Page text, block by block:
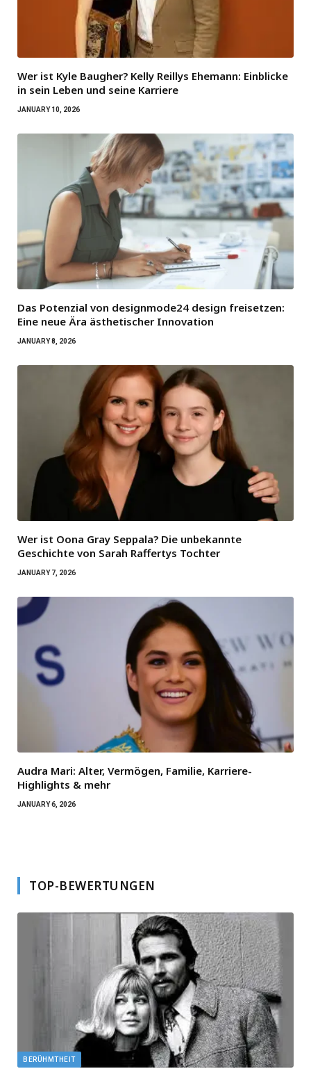
Wer ist Kyle Baugher? Kelly Reillys Ehemann: Einblicke
in sein Leben und seine Karriere
JANUARY 10, 2026
Das Potenzial von designmode24 design freisetzen:
Eine neue Ära ästhetischer Innovation
JANUARY 8, 2026
Wer ist Oona Gray Seppala? Die unbekannte
Geschichte von Sarah Raffertys Tochter
JANUARY 7, 2026
Audra Mari: Alter, Vermögen, Familie, Karriere-
Highlights & mehr
JANUARY 6, 2026
TOP-BEWERTUNGEN
BERÜHMTHEIT